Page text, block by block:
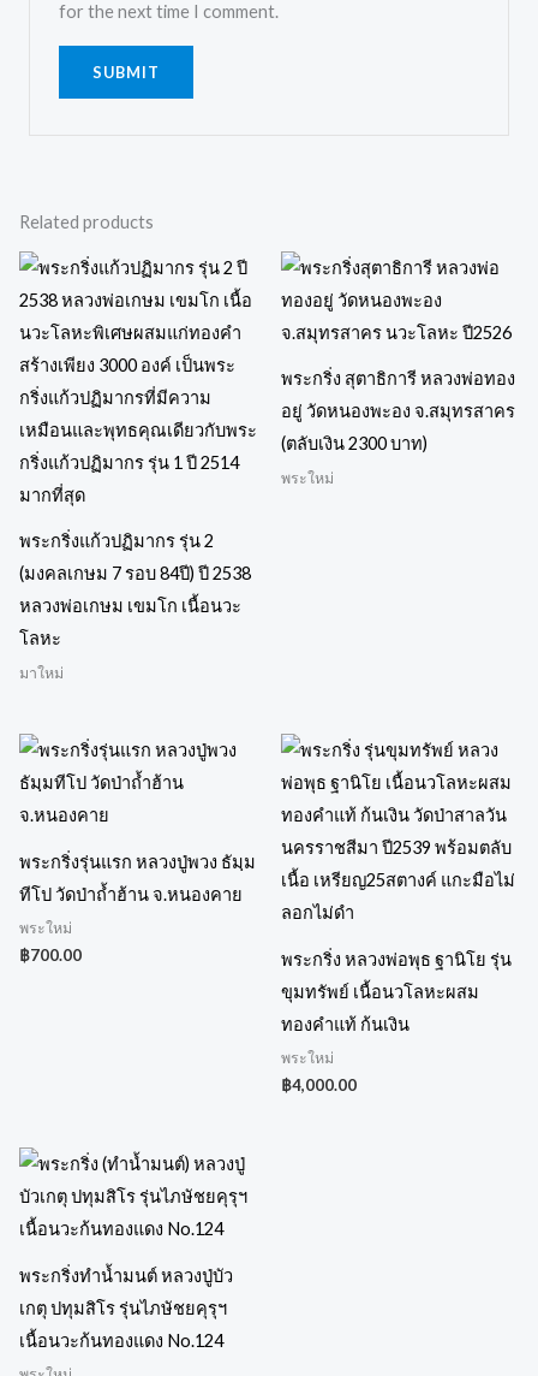
for the next time I comment.
Related products
พระกริ่งแก้วปฏิมากร รุ่น 2
(มงคลเกษม 7 รอบ 84ปี) ปี 2538
หลวงพ่อเกษม เขมโก เนื้อนวะ
โลหะ
มาใหม่
พระกริ่ง สุตาธิการี หลวงพ่อทอง
อยู่ วัดหนองพะอง จ.สมุทรสาคร
(ตลับเงิน 2300 บาท)
พระใหม่
พระกริ่งรุ่นแรก หลวงปู่พวง ธัมฺม
ทีโป วัดป่าถ้ำฮ้าน จ.หนองคาย
พระใหม่
฿700.00
พระกริ่ง หลวงพ่อพุธ ฐานิโย รุ่น
ขุมทรัพย์ เนื้อนวโลหะผสม
ทองคำแท้ ก้นเงิน
พระใหม่
฿4,000.00
พระกริ่งทำน้ำมนต์ หลวงปู่บัว
เกตุ ปทุมสิโร รุ่นไภษัชยคุรุฯ
เนื้อนวะก้นทองแดง No.124